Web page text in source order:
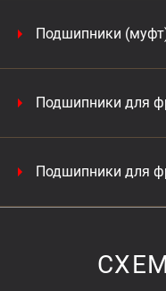
Подшипники
Подшипники для
Подшипники для